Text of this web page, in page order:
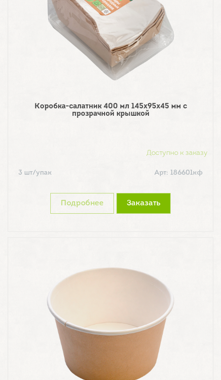
Коробка-салатник 400 мл 145х95х45 мм с
прозрачной крышкой
Доступно к заказу
3 шт/упак Арт: 186601кф
Подробнее Заказать